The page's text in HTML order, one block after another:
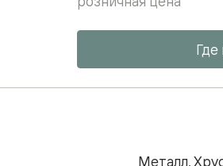
Где
Металл,